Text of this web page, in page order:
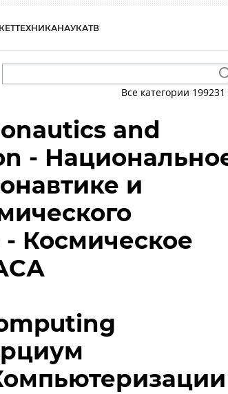
ТЕХНИКАНАУКАТВ
Все категории 199231
and
-
и
Космическое